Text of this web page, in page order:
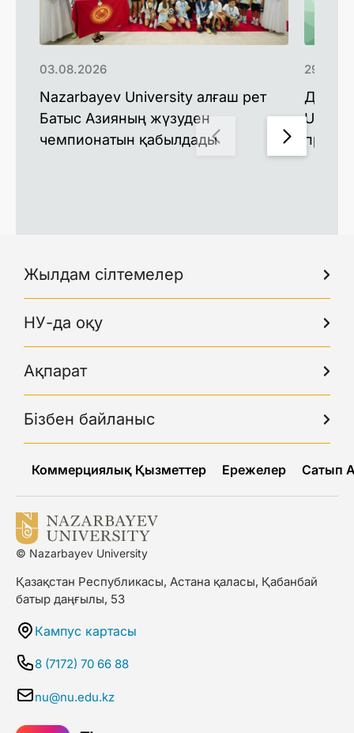
Nazarbayev University алғаш рет
Батыс Азияның жүзуден
чемпионатын қабылдады
03.08.2026
Жылдам сілтемелер
НУ-да оқу
Ақпарат
Бізбен байланыс
Коммерциялық Қызметтер Ережелер Сатып
© Nazarbayev University
Қазақстан Республикасы, Астана қаласы, Қабанбай
батыр даңғылы, 53
Кампус картасы
8 (7172) 70 66 88
nu@nu.edu.kz